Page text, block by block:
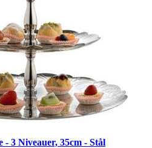
- 3 Niveauer, 35cm - Stål